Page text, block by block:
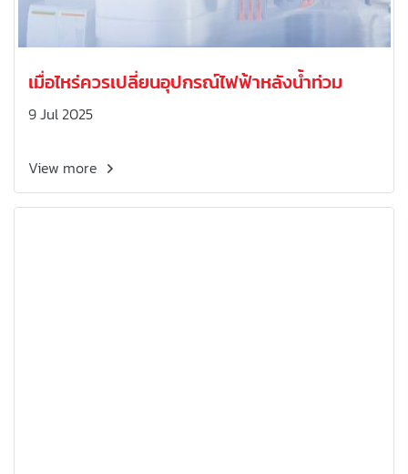
เมื่อไหร่ควรเปลี่ยนอุปกรณ์ไฟฟ้าหลังน้ำท่วม
9 Jul 2025
View more